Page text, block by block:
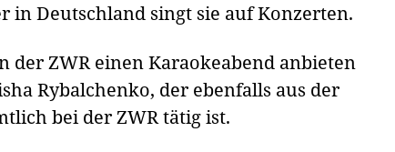
in Deutschland singt sie auf Konzerten.
der ZWR einen Karaokeabend anbieten
Rybalchenko, der ebenfalls aus der
bei der ZWR tätig ist.